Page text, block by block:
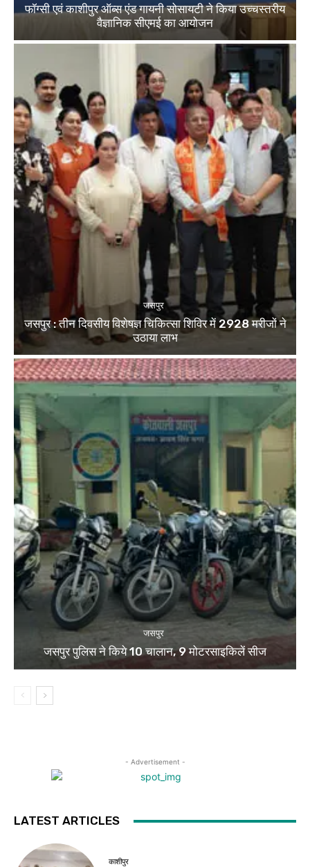
फॉग्सी एवं काशीपुर ऑब्स एंड गायनी सोसायटी ने किया उच्चस्तरीय
वैज्ञानिक सीएमई का आयोजन
जसपुर
जसपुर : तीन दिवसीय विशेषज्ञ चिकित्सा शिविर में 2928 मरीजों ने
उठाया लाभ
जसपुर
जसपुर पुलिस ने किये 10 चालान, 9 मोटरसाइकिलें सीज
- Advertisement -
LATEST ARTICLES
काशीपुर